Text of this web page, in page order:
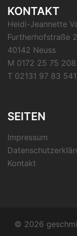
KONTAKT
Heidi-Jeannette
Furtherhofstraße
40142 Neuss
M 0172 25 75 208
T 02131 97 83 541
SEITEN
Impressum
Kontakt
© 2026